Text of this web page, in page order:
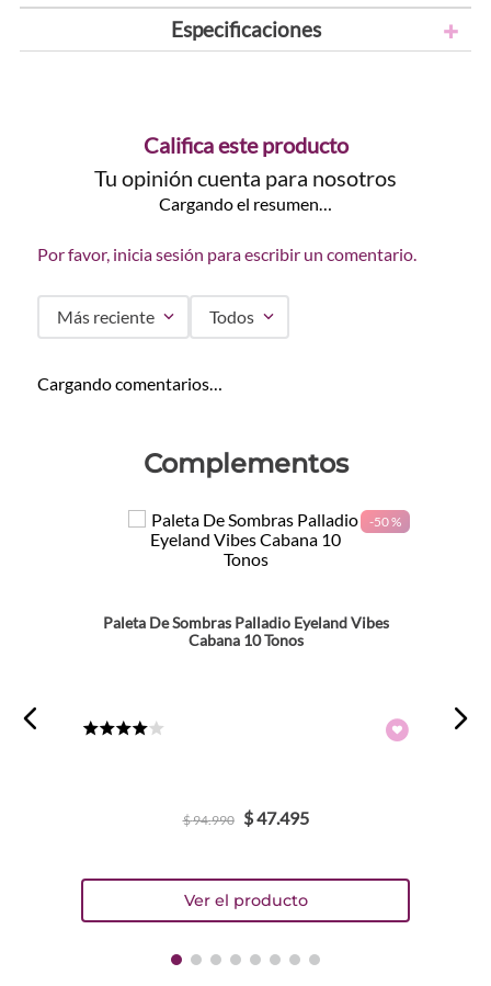
Especificaciones
Califica este producto
Tu opinión cuenta para nosotros
Cargando el resumen…
Por favor, inicia sesión para escribir un comentario.
Más reciente Todos
Cargando comentarios…
Complementos
-50 %
Paleta De Sombras Palladio Eyeland Vibes
Cabana 10 Tonos
$94.990 $47.495